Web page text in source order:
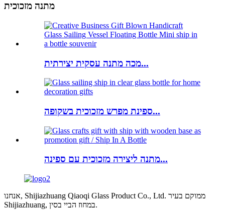
מתנה מזכוכית
מכה מתנה עסקית יצירתית...
ספינת מפרש מזכוכית בשקופה...
מתנה ליצירה מזכוכית עם ספינה...
אנחנו, Shijiazhuang Qiaoqi Glass Product Co., Ltd. ממוקם בעיר
Shijiazhuang, במחוז הביי בסין.